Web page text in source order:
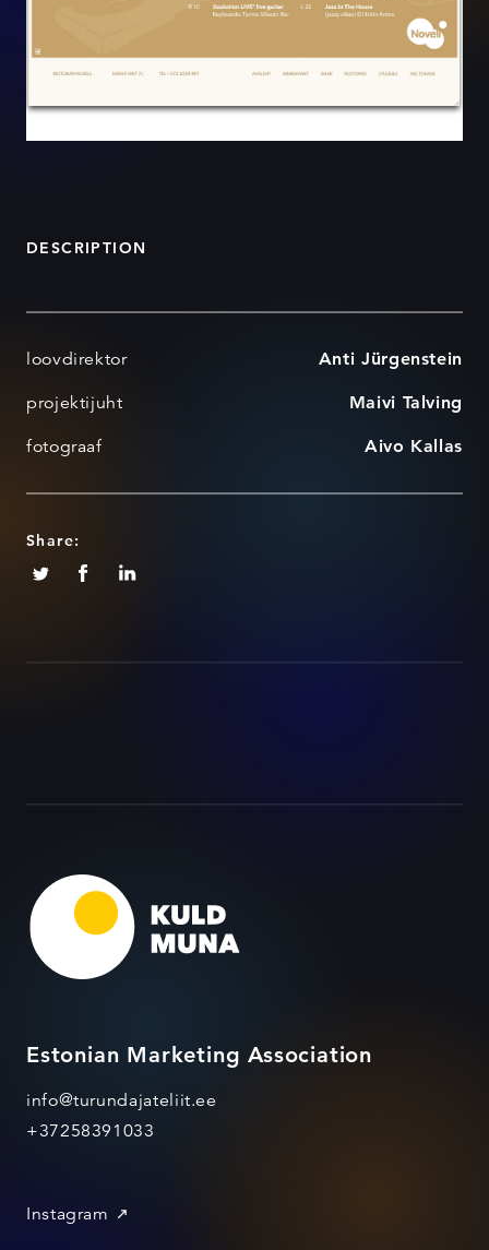
DESCRIPTION
loovdirektor Anti Jürgenstein
projektijuht Maivi Talving
fotograaf Aivo Kallas
Share:
Estonian Marketing Association
info@turundajateliit.ee
+37258391033
Instagram